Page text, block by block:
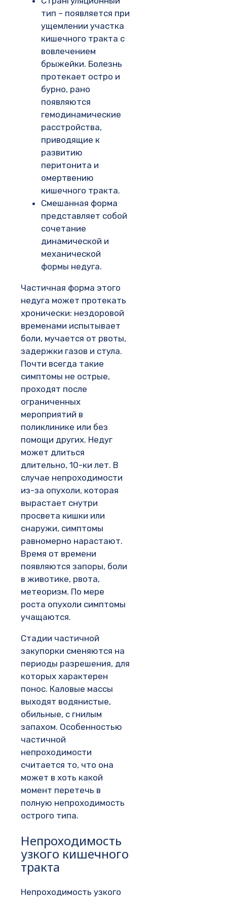
тип – появляется при
ущемлении участка
кишечного тракта с
вовлечением
брыжейки. Болезнь
протекает остро и
бурно, рано
появляются
гемодинамические
расстройства,
приводящие к
развитию
перитонита и
омертвению
кишечного тракта.
Смешанная форма
представляет собой
сочетание
динамической и
механической
формы недуга.
Частичная форма этого
недуга может протекать
хронически: нездоровой
временами испытывает
боли, мучается от рвоты,
задержки газов и стула.
Почти всегда такие
симптомы не острые,
проходят после
ограниченных
мероприятий в
поликлинике или без
помощи других. Недуг
может длиться
длительно, 10-ки лет. В
случае непроходимости
из-за опухоли, которая
вырастает снутри
просвета кишки или
снаружи, симптомы
равномерно нарастают.
Время от времени
появляются запоры, боли
в животике, рвота,
метеоризм. По мере
роста опухоли симптомы
учащаются.
Стадии частичной
закупорки сменяются на
периоды разрешения, для
которых характерен
понос. Каловые массы
выходят водянистые,
обильные, с гнилым
запахом. Особенностью
частичной
непроходимости
считается то, что она
может в хоть какой
момент перетечь в
полную непроходимость
острого типа.
Непроходимость
узкого кишечного
тракта
Непроходимость узкого